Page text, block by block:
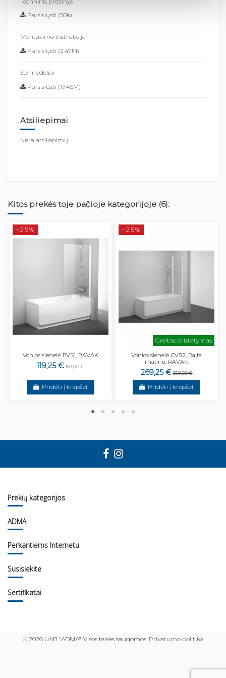
Parsisiųsti (50k)
Montavimo instrukcija
Parsisiųsti (2.47M)
3D modeliai
Parsisiųsti (17.45M)
Atsiliepimai
Nėra atsiliepimų
Kitos prekės toje pačioje kategorijoje (6):
−25%
Vonios sienelė PVS1, RAVAK
119,25 € 159,00 €
Pridėti į krepšelį
−25%
Greitas pristatymas
Vonios sienelė CVS2, Balta
matinė, RAVAK
269,25 € 359,00 €
Pridėti į krepšelį
Prekių kategorijos
ADMA
Perkantiems Internetu
Susisiekite
Sertifikatai
© 2026 UAB "ADMA". Visos teisės saugomos. Privatumo politika